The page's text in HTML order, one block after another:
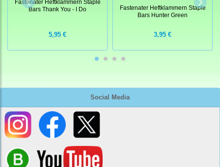
Social Media
Fastenater Heftklammern Staple
Bars Thank You - I Do
5,95 €
Fastenater Heftklammern Staple
Bars Hunter Green
3,95 €